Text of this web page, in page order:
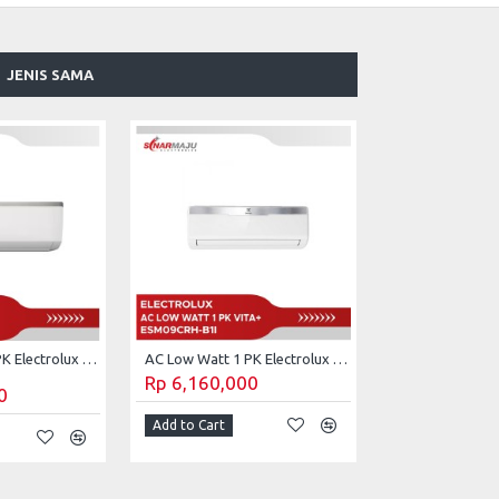
JENIS SAMA
AC Low Watt 1 PK Electrolux ESM-093C2WA (Unit Only) AC Low Watt 1 PK Electrolux Vita dan ESM-09CRH-B1I (Unit Only)
Rp 6,160,000
Add to Cart